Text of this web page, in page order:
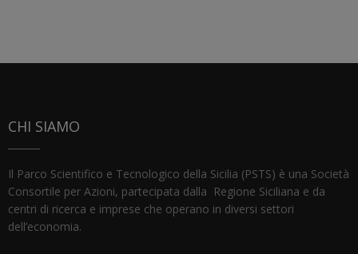
CHI SIAMO
Il Parco Scientifico e Tecnologico della Sicilia (PSTS) è una Società
Consortile per Azioni, partecipata dalla Regione Siciliana e da
centri di ricerca e imprese che operano in diversi settori
dell’economia.